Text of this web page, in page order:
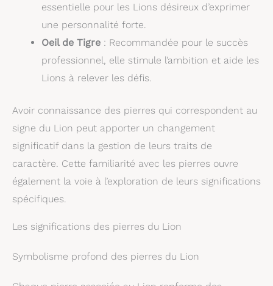
essentielle pour les Lions désireux d’exprimer
une personnalité forte.
Oeil de Tigre : Recommandée pour le succès
professionnel, elle stimule l’ambition et aide les
Lions à relever les défis.
Avoir connaissance des pierres qui correspondent au
signe du Lion peut apporter un changement
significatif dans la gestion de leurs traits de
caractère. Cette familiarité avec les pierres ouvre
également la voie à l’exploration de leurs significations
spécifiques.
Les significations des pierres du Lion
Symbolisme profond des pierres du Lion